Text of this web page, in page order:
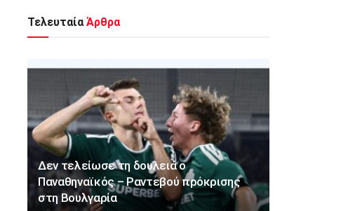
Τελευταία Άρθρα
Δεν τελείωσε τη δουλειά ο
Παναθηναϊκός – Ραντεβού πρόκρισης
στη Βουλγαρία